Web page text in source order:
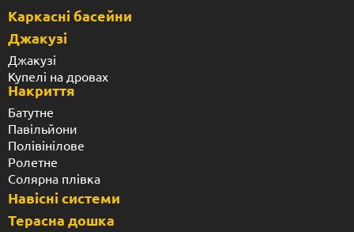
Каркасні басейни
Джакузі
Джакузі
Купелі на дровах
Накриття
Батутне
Павільйони
Полівінілове
Ролетне
Солярна плівка
Навісні системи
Терасна дошка